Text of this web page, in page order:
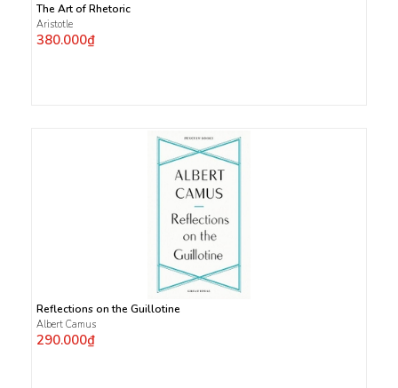
The Art of Rhetoric
Aristotle
380.000₫
Reflections on the Guillotine
Albert Camus
290.000₫